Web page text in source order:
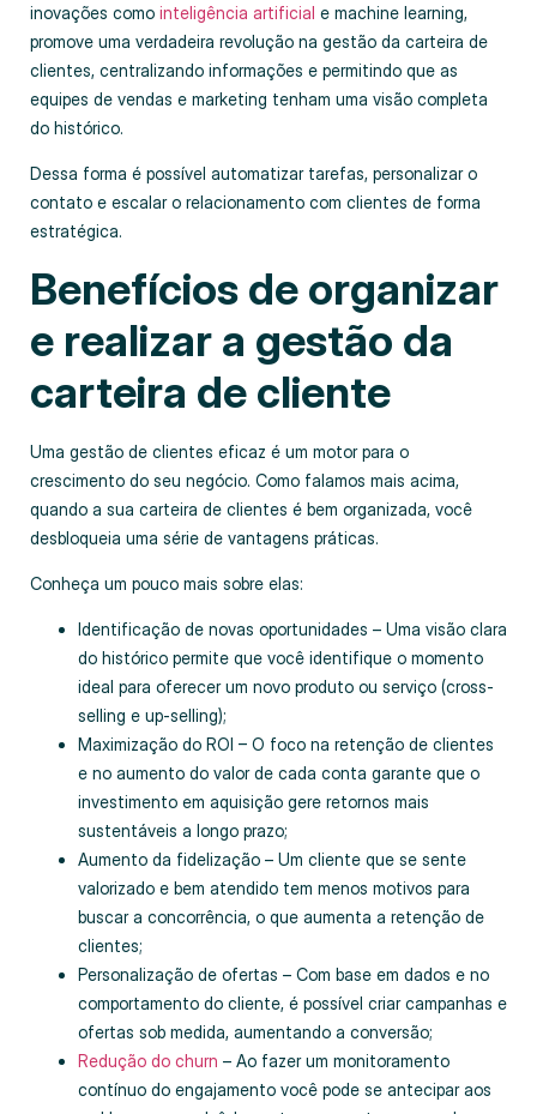
inovações como inteligência artificial e machine learning,
promove uma verdadeira revolução na gestão da carteira de
clientes, centralizando informações e permitindo que as
equipes de vendas e marketing tenham uma visão completa
do histórico.
Dessa forma é possível automatizar tarefas, personalizar o
contato e escalar o relacionamento com clientes de forma
estratégica.
Benefícios de organizar
e realizar a gestão da
carteira de cliente
Uma gestão de clientes eficaz é um motor para o
crescimento do seu negócio. Como falamos mais acima,
quando a sua carteira de clientes é bem organizada, você
desbloqueia uma série de vantagens práticas.
Conheça um pouco mais sobre elas:
Identificação de novas oportunidades – Uma visão clara
do histórico permite que você identifique o momento
ideal para oferecer um novo produto ou serviço (cross-
selling e up-selling);
Maximização do ROI – O foco na retenção de clientes
e no aumento do valor de cada conta garante que o
investimento em aquisição gere retornos mais
sustentáveis a longo prazo;
Aumento da fidelização – Um cliente que se sente
valorizado e bem atendido tem menos motivos para
buscar a concorrência, o que aumenta a retenção de
clientes;
Personalização de ofertas – Com base em dados e no
comportamento do cliente, é possível criar campanhas e
ofertas sob medida, aumentando a conversão;
Redução do churn – Ao fazer um monitoramento
contínuo do engajamento você pode se antecipar aos